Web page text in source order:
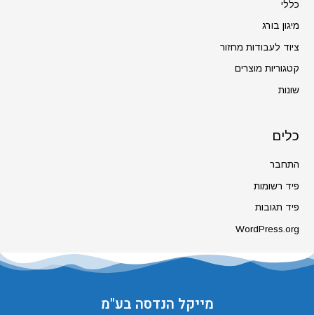
כללי
מיגון בורג
ציוד לעבודות מחזור
קטגוריות מוצרים
שונות
כלים
התחבר
פיד רשומות
פיד תגובות
WordPress.org
מייקל הנדסה בע"מ